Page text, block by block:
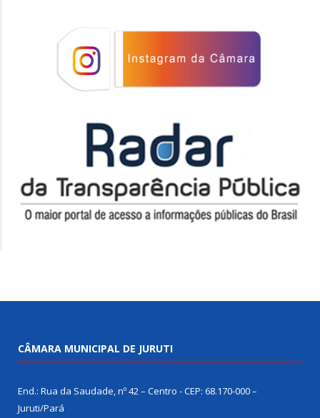
CÂMARA MUNICIPAL DE JURUTI
End.: Rua da Saudade, nº 42 – Centro - CEP: 68.170-000 –
Juruti/Pará